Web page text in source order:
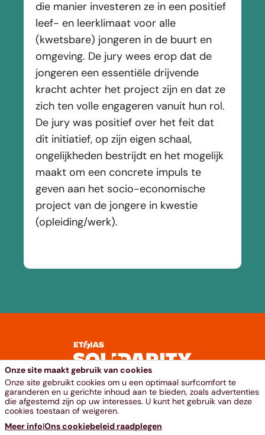
die manier investeren ze in een positief
leef- en leerklimaat voor alle
(kwetsbare) jongeren in de buurt en
omgeving. De jury wees erop dat de
jongeren een essentiële drijvende
kracht achter het project zijn en dat ze
zich ten volle engageren vanuit hun rol.
De jury was positief over het feit dat
dit initiatief, op zijn eigen schaal,
ongelijkheden bestrijdt en het mogelijk
maakt om een concrete impuls te
geven aan het socio-economische
project van de jongere in kwestie
(opleiding/werk).
www.ethias.be
Onze site maakt gebruik van cookies
Onze site gebruikt cookies om u een optimaal surfcomfort te
garanderen en u gerichte inhoud aan te bieden, zoals advertenties
die afgestemd zijn op uw interesses. U kunt het gebruik van deze
cookies toestaan of weigeren.
Meer info|Ons cookiebeleid raadplegen